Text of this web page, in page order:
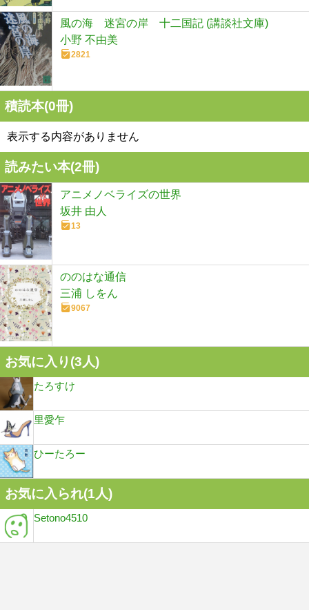
風の海 迷宮の岸 十二国記 (講談社文庫)
小野 不由美
2821
積読本(0冊)
表示する内容がありません
読みたい本(2冊)
アニメノベライズの世界
坂井 由人
13
ののはな通信
三浦 しをん
9067
お気に入り(3人)
たろすけ
里愛乍
ひーたろー
お気に入られ(1人)
Setono4510